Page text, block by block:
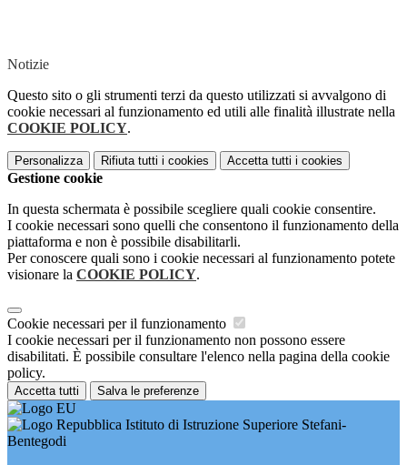
Notizie
Questo sito o gli strumenti terzi da questo utilizzati si avvalgono di
cookie necessari al funzionamento ed utili alle finalità illustrate nella
COOKIE POLICY.
Personalizza Rifiuta tutti i cookies Accetta tutti i cookies
Gestione cookie
In questa schermata è possibile scegliere quali cookie consentire.
I cookie necessari sono quelli che consentono il funzionamento della
piattaforma e non è possibile disabilitarli.
Per conoscere quali sono i cookie necessari al funzionamento potete
visionare la COOKIE POLICY.
Cookie necessari per il funzionamento
I cookie necessari per il funzionamento non possono essere
disabilitati. È possibile consultare l'elenco nella pagina della cookie
policy.
Accetta tutti Salva le preferenze
Istituto di Istruzione Superiore Stefani-
Bentegodi